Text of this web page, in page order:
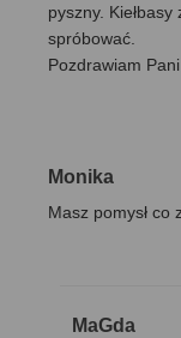
pyszny.
spróbować.
Pozdrawiam
Monika
Masz pomysł co
MaGda